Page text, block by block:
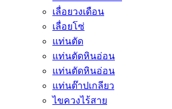
เลื่อยวงเดือน
เลื่อยโซ่
แท่นตัด
แท่นตัดหินอ่อน
แท่นตัดหินอ่อน
แท่นต๊าปเกลียว
ไขควงไร้สาย